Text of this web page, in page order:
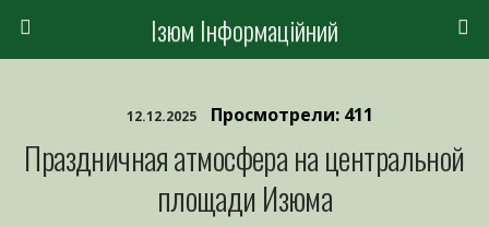
Ізюм Інформаційний
12.12.2025 Просмотрели: 411
Праздничная атмосфера на центральной
площади Изюма